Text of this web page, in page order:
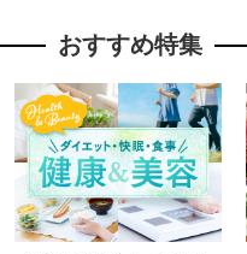
おすすめ特集